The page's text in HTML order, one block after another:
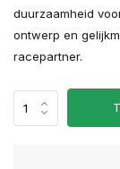
duurzaamheid
ontwerp en
racepartner.